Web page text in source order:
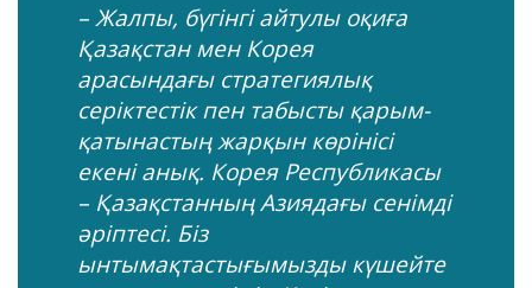
– Жалпы, бүгінгі айтулы оқиға
Қазақстан мен Корея
арасындағы стратегиялық
серіктестік пен табысты қарым-
қатынастың жарқын көрінісі
екені анық. Корея Республикасы
– Қазақстанның Азиядағы сенімді
әріптесі. Біз
ынтымақтастығымызды күшейте